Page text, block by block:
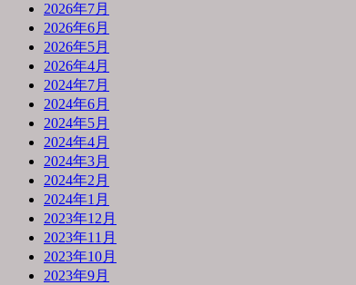
2026年7月
2026年6月
2026年5月
2026年4月
2024年7月
2024年6月
2024年5月
2024年4月
2024年3月
2024年2月
2024年1月
2023年12月
2023年11月
2023年10月
2023年9月